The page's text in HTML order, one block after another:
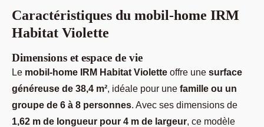
Caractéristiques du mobil-home IRM
Habitat Violette
Dimensions et espace de vie
Le mobil-home IRM Habitat Violette offre une surface
généreuse de 38,4 m², idéale pour une famille ou un
groupe de 6 à 8 personnes. Avec ses dimensions de
1,62 m de longueur pour 4 m de largeur, ce modèle